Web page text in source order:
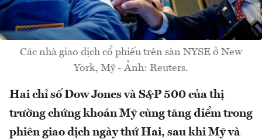
Các nhà giao dịch cổ phiếu trên sàn NYSE ở New
York, Mỹ - Ảnh: Reuters.
Hai chỉ số Dow Jones và S&P 500 của thị
trường chứng khoán Mỹ cùng tăng điểm trong
phiên giao dịch ngày thứ Hai, sau khi Mỹ và